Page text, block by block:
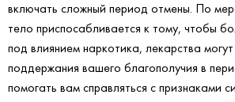
включать сложный период отмены. По
тело приспосабливается к тому, чтобы
под влиянием наркотика, лекарства
поддержания вашего благополучия в
помогать вам справляться с признаками